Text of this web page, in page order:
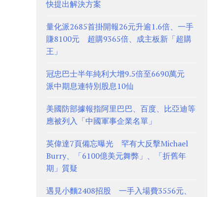
快提出解決方案
量化派2685首掛開報26元升逾1.6倍、一手
賺8100元 超購9365倍、成主板新「超購
王」
冠忠巴士半年純利大增9.5倍至6690萬元
派中期息連特別股息10仙
美國防部據報指阿里巴巴、百度、比亞迪等
應被列入「中國軍事企業名單」
英偉達7頁備忘曝光 罕有大反擊Michael
Burry、「6100億美元舞弊」、「折舊年
期」質疑
遇見小麵2408招股 一手入場費3556元、